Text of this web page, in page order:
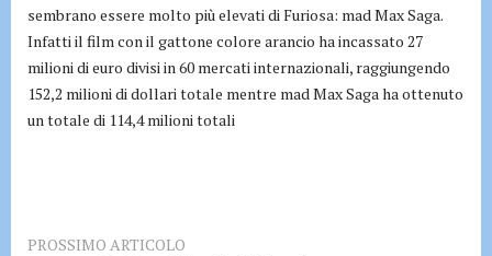
sembrano essere molto più elevati di Furiosa: mad Max Saga.
Infatti il film con il gattone colore arancio ha incassato 27
milioni di euro divisi in 60 mercati internazionali, raggiungendo
152,2 milioni di dollari totale mentre mad Max Saga ha ottenuto
un totale di 114,4 milioni totali
PROSSIMO ARTICOLO